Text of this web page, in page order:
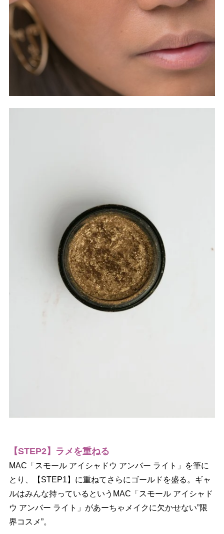
【STEP2】ラメを重ねる
MAC「スモール アイシャドウ アンバー ライト」を筆に
とり、【STEP1】に重ねてさらにゴールドを盛る。ギャ
ルはみんな持っているというMAC「スモール アイシャド
ウ アンバー ライト」があーちゃメイクに欠かせない”限
界コスメ”。